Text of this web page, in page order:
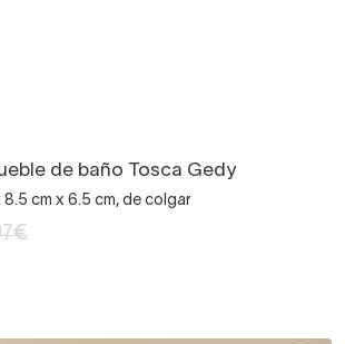
de baño Tosca Gedy
cm x 6.5 cm, de colgar